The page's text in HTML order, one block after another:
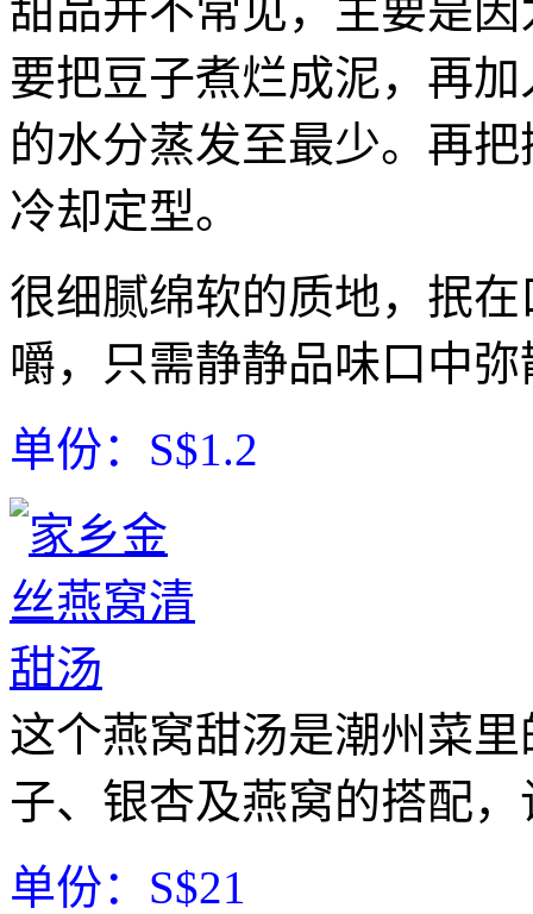
甜品并不常见，主要是
要把豆子煮烂成泥，再
的水分蒸发至最少。再
冷却定型。
很细腻绵软的质地，抿
嚼，只需静静品味口中
单份：S$1.2
这个燕窝甜汤是潮州菜
子、银杏及燕窝的搭配
单份：S$21